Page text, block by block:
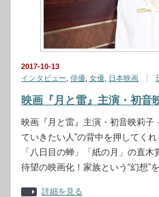
2017-10-13
インタビュー 俳優 女優 日本映画
映画『月と雷』主演・初音
映画『月と雷』主演・初音映莉子
ていきたい人”の背中を押してく
「八日目の蝉」「紙の月」の直
待望の映画化！家族という“幻想”
詳細を見る